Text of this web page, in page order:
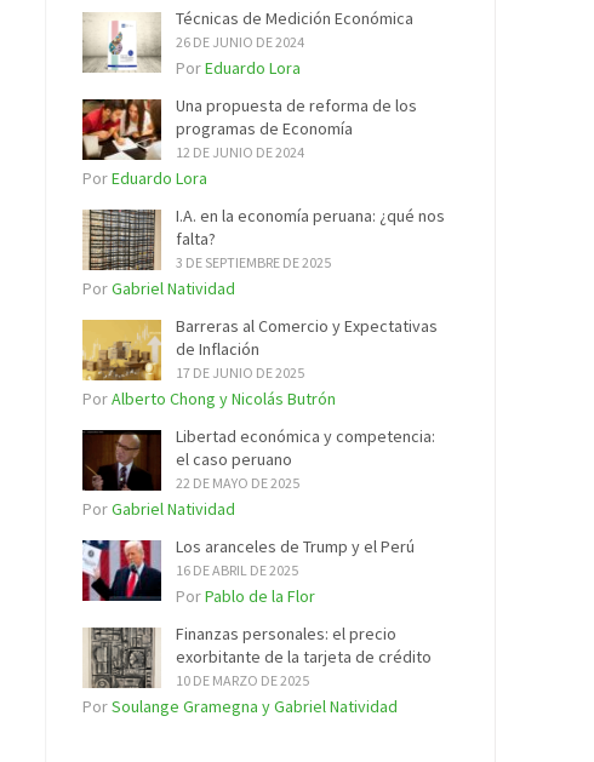
Técnicas de Medición Económica
26 DE JUNIO DE 2024
PorEduardo Lora
Una propuesta de reforma de los
programas de Economía
12 DE JUNIO DE 2024
PorEduardo Lora
I.A. en la economía peruana: ¿qué nos
falta?
3 DE SEPTIEMBRE DE 2025
PorGabriel Natividad
Barreras al Comercio y Expectativas
de Inflación
17 DE JUNIO DE 2025
PorAlberto Chong y Nicolás Butrón
Libertad económica y competencia:
el caso peruano
22 DE MAYO DE 2025
PorGabriel Natividad
Los aranceles de Trump y el Perú
16 DE ABRIL DE 2025
PorPablo de la Flor
Finanzas personales: el precio
exorbitante de la tarjeta de crédito
10 DE MARZO DE 2025
PorSoulange Gramegna y Gabriel Natividad